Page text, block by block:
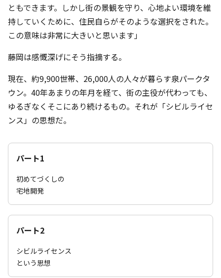
ともできます。しかし街の景観を守り、心地よい環境を維
持していくために、住民自らがそのような選択をされた。
この意味は非常に大きいと思います」
藤岡は感慨深げにそう指摘する。
現在、約9,900世帯、26,000人の人々が暮らす泉パークタ
ウン。40年あまりの年月を経て、街の主役が代わっても、
ゆるぎなくそこにあり続けるもの。それが「シビルライセ
ンス」の思想だ。
パート1
初めてづくしの
宅地開発
パート2
シビルライセンス
という思想